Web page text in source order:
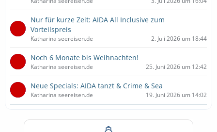
Nur für kurze Zeit: AIDA All Inclusive zum
Vorteilspreis
Katharina seereisen.de 2. Juli 2026 um 18:44
Noch 6 Monate bis Weihnachten!
Katharina seereisen.de 25. Juni 2026 um 12:42
Neue Specials: AIDA tanzt & Crime & Sea
Katharina seereisen.de 19. Juni 2026 um 14:02